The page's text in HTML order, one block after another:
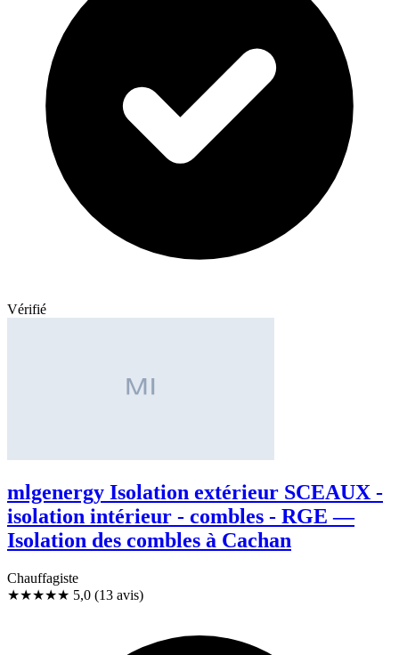
Vérifié
mlgenergy Isolation extérieur SCEAUX -
isolation intérieur - combles - RGE —
Isolation des combles à Cachan
Chauffagiste
★★★★★ 5,0 (13 avis)